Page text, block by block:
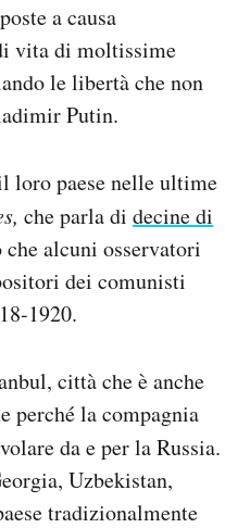
a causa
vita di moltissime
le libertà che non
Putin.
loro paese nelle ultime
che parla di decine di
alcuni osservatori
dei comunisti
1920.
città che è anche
perché la compagnia
da e per la Russia.
Uzbekistan,
tradizionalmente